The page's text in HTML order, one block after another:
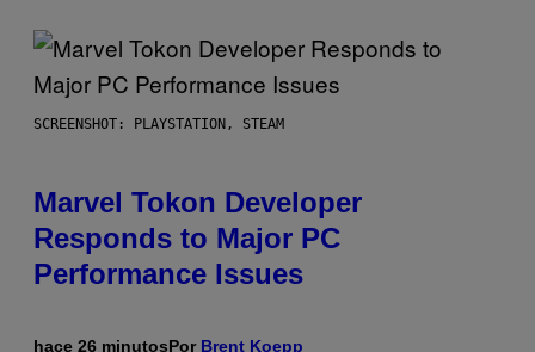
SCREENSHOT: PLAYSTATION, STEAM
Marvel Tokon Developer
Responds to Major PC
Performance Issues
hace 26 minutosPor Brent Koepp